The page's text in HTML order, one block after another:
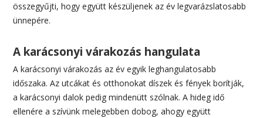
összegyűjti, hogy együtt készüljenek az év legvarázslatosabb
ünnepére.
A karácsonyi várakozás hangulata
A karácsonyi várakozás az év egyik leghangulatosabb
időszaka. Az utcákat és otthonokat díszek és fények borítják,
a karácsonyi dalok pedig mindenütt szólnak. A hideg idő
ellenére a szívünk melegebben dobog, ahogy együtt